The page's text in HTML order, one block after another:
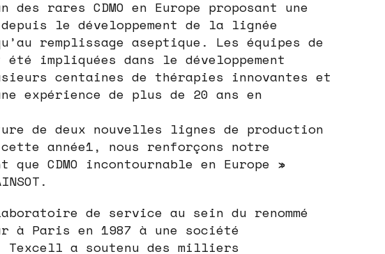
des rares CDMO en Europe proposant une
le développement de la lignée
remplissage aseptique. Les équipes de
été impliquées dans le développement
centaines de thérapies innovantes et
expérience de plus de 20 ans en
de deux nouvelles lignes de production
cette année1, nous renforçons notre
CDMO incontournable en Europe »
de service au sein du renommé
à Paris en 1987 à une société
a soutenu des milliers